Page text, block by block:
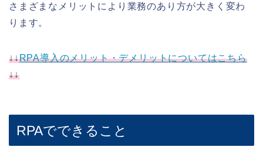
さまざまなメリットにより業務のあり方が大きく変わ
ります。
↓↓RPA導入のメリット・デメリットについてはこちら
↓↓
RPAでできること